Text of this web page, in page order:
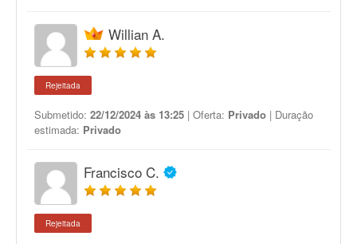
Willian A.
Rejeitada
Submetido: 22/12/2024 às 13:25 | Oferta: Privado | Duração
estimada: Privado
Francisco C.
Rejeitada